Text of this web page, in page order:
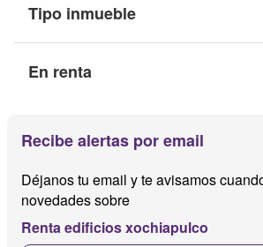
Tipo inmueble
En renta
Recibe alertas por email
Déjanos tu email y te avisamos
novedades sobre
Renta edificios xochiapulco